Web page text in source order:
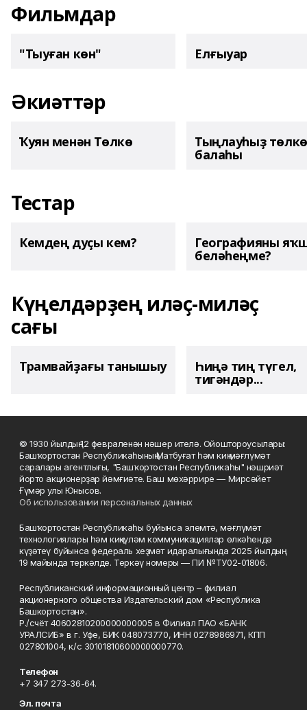
Фильмдар
"Тыуған көн" Елғыуар
Әкиәттәр
Ҡуян менән Төлкө Тыңлауһыҙ төлкө
балаһы
Тестар
Кемдең дуҫы кем? Географияны
беләһеңме?
Күңелдәрҙең иләҫ-миләҫ
сағы
Трамвайҙағы танышыу Һиңә тиң түгел,
тигәндәр...
© 1930 йылдың 12 февраленән нәшер ителә. Ойоштороусылары:
Башҡортостан Республикаһының Матбуғат һәм киң мәғлүмәт
саралары агентлығы, "Башҡортостан Республикаһы" нәшриәт
йорто акционерҙар йәмғиәте. Баш мөхәррире — Мирсәйет
Ғүмәр улы Юнысов.
Об использовании персональных данных
Башҡортостан Республикаһы буйынса элемтә, мәғлүмәт
технологиялары һәм киңкүләм коммуникациялар өлкәһендә
күҙәтеү буйынса федераль хеҙмәт идаралығында 2025 йылдың
19 майында теркәлде. Теркәү номеры — ПИ №ТУ02-01806.
Республиканский информационный центр – филиал
акционерного общества Издательский дом «Республика
Башкортостан».
Р./счёт 40602810200000000005 в Филиал ПАО «БАНК
УРАЛСИБ» в г. Уфе, БИК 048073770, ИНН 0278986971, КПП
027801004, к/с 30101810600000000770.
Телефон
+7 347 273-36-64.
Эл. почта